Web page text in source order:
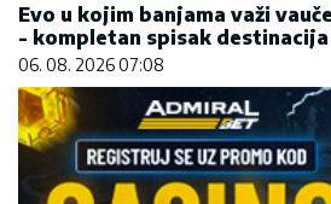
Evo u kojim banjama važi
- kompletan spisak
06. 08. 2026 07:08